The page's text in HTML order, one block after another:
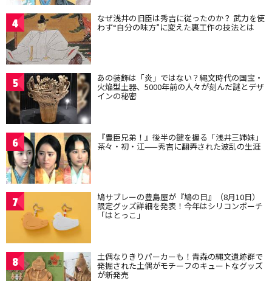
4 なぜ浅井の旧臣は秀吉に従ったのか？ 武力を使
わず“自分の味方”に変えた裏工作の技法とは
5 あの装飾は「炎」ではない？縄文時代の国宝・
火焔型土器、5000年前の人々が刻んだ謎とデザ
インの秘密
6 『豊臣兄弟！』後半の鍵を握る「浅井三姉妹」
茶々・初・江——秀吉に翻弄された波乱の生涯
7 鳩サブレーの豊島屋が『鳩の日』（8月10日）
限定グッズ詳細を発表！今年はシリコンポーチ
「はとっこ」
8 土偶なりきりパーカーも！青森の縄文遺跡群で
発掘された土偶がモチーフのキュートなグッズ
が新発売